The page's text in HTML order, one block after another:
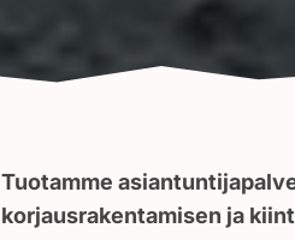
Tuotamme
korjausrakentamisen ja